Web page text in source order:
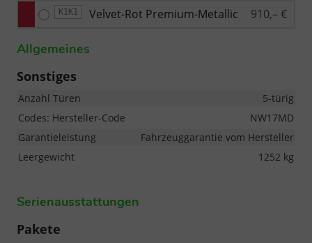
K1K1 Velvet-Rot Premium-Metallic 910,– €
Allgemeines
Sonstiges
Anzahl Türen
5-türig
Codes: Hersteller-Code
NW17MD
Garantieleistung
Fahrzeuggarantie vom Hersteller
Leergewicht
1252 kg
Serienausstattungen
Pakete